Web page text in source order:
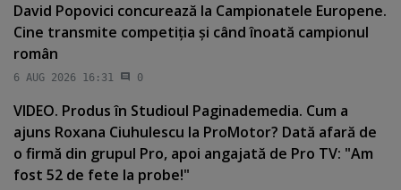
David Popovici concurează la Campionatele Europene.
Cine transmite competiţia şi când înoată campionul
român
6 AUG 2026 16:31 0
VIDEO. Produs în Studioul Paginademedia. Cum a
ajuns Roxana Ciuhulescu la ProMotor? Dată afară de
o firmă din grupul Pro, apoi angajată de Pro TV: "Am
fost 52 de fete la probe!"